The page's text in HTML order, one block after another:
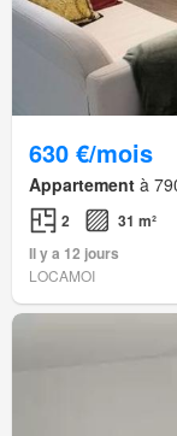
630 €/mois
Appartement à
2
31 m²
Il y a 12 jours
LOCAMOI